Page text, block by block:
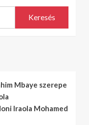
Keresés
Mbaye szerepe
Iraola Mohamed